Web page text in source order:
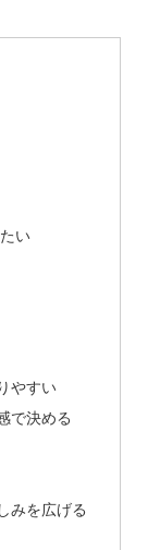
い
やすい
で決める
みを広げる